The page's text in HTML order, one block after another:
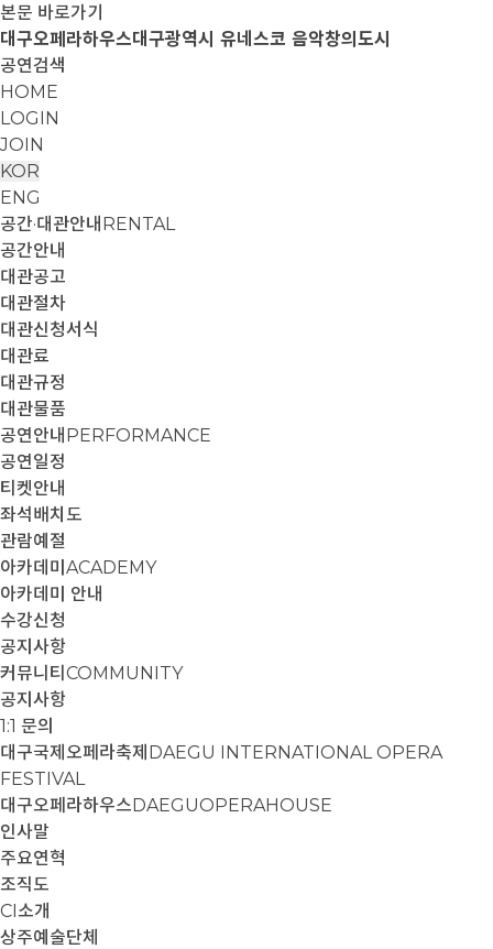
본문 바로가기
대구오페라하우스대구광역시 유네스코 음악창의도시
공연검색
HOME
LOGIN
JOIN
KOR
ENG
공간·대관안내 RENTAL
공간안내
대관공고
대관절차
대관신청서식
대관료
대관규정
대관물품
공연안내 PERFORMANCE
공연일정
티켓안내
좌석배치도
관람예절
아카데미 ACADEMY
아카데미 안내
수강신청
공지사항
커뮤니티 COMMUNITY
공지사항
1:1 문의
대구국제오페라축제 DAEGU INTERNATIONAL OPERA
FESTIVAL
대구오페라하우스DAEGUOPERAHOUSE
인사말
주요연혁
조직도
CI소개
상주예술단체